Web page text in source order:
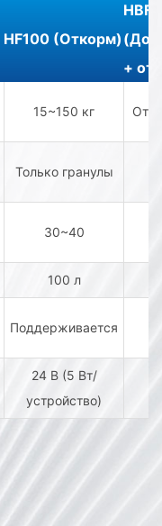
HF100 (Откорм)
+
15~150 кг
Только гранулы
30~40
100 л
Поддерживается
24 В (5 Вт/
устройство)